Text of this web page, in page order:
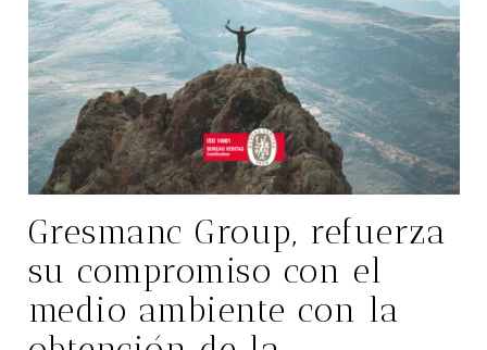
Gresmanc Group, refuerza
su compromiso con el
medio ambiente con la